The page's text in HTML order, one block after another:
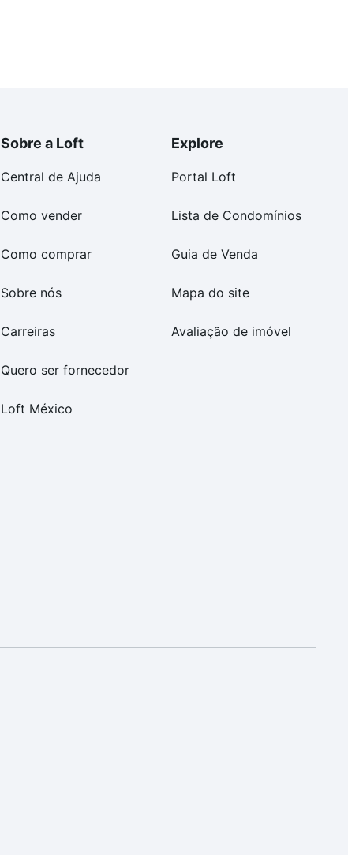
Sobre a Loft
Central de Ajuda
Como vender
Como comprar
Sobre nós
Carreiras
Quero ser fornecedor
Loft México
Explore
Portal Loft
Lista de Condomínios
Guia de Venda
Mapa do site
Avaliação de imóvel